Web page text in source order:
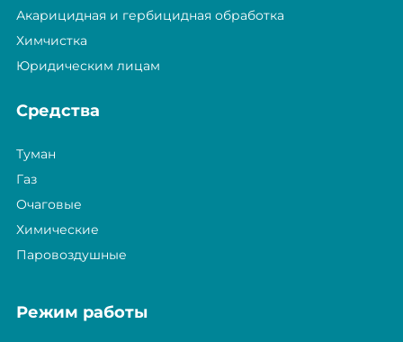
Акарицидная и гербицидная обработка
Химчистка
Юридическим лицам
Средства
Туман
Газ
Очаговые
Химические
Паровоздушные
Режим работы